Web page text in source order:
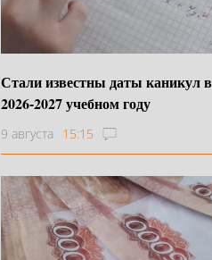
Стали известны даты каникул в
2026-2027 учебном году
9 августа 15:15